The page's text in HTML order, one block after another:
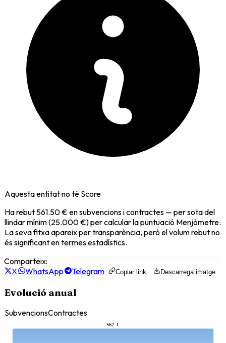
Aquesta entitat no té Score
Ha rebut 561.50 € en subvencions i contractes — per sota del
llindar mínim (25.000 €) per calcular la puntuació Menjòmetre.
La seva fitxa apareix per transparència, però el volum rebut no
és significant en termes estadístics.
Comparteix:
X
WhatsApp Telegram Copiar link Descarrega imatge
Evolució anual
SubvencionsContractes
562 €